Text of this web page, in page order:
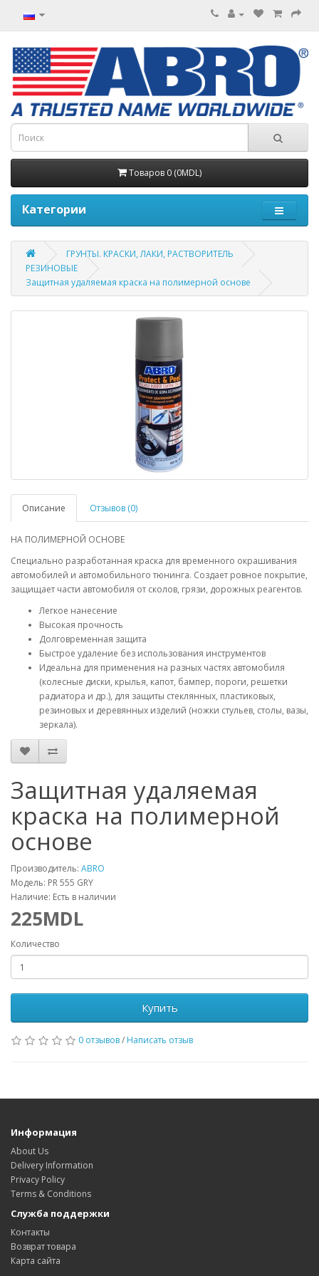
Товаров 0 (0MDL)
Категории
ГРУНТЫ. КРАСКИ, ЛАКИ, РАСТВОРИТЕЛЬ
РЕЗИНОВЫЕ
Защитная удаляемая краска на полимерной основе
Описание Отзывов (0)
НА ПОЛИМЕРНОЙ ОСНОВЕ
Специально разработанная краска для временного окрашивания
автомобилей и автомобильного тюнинга. Создает ровное покрытие,
защищает части автомобиля от сколов, грязи, дорожных реагентов.
Легкое нанесение
Высокая прочность
Долговременная защита
Быстрое удаление без использования инструментов
Идеальна для применения на разных частях автомобиля
(колесные диски, крылья, капот, бампер, пороги, решетки
радиатора и др.), для защиты стеклянных, пластиковых,
резиновых и деревянных изделий (ножки стульев, столы, вазы,
зеркала).
Защитная удаляемая
краска на полимерной
основе
Производитель: ABRO
Модель: PR 555 GRY
Наличие: Есть в наличии
225MDL
Количество
Купить
0 отзывов/ Написать отзыв
Информация
About Us
Delivery Information
Privacy Policy
Terms & Conditions
Служба поддержки
Контакты
Возврат товара
Карта сайта